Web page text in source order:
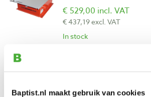
Baptist.nl maakt gebruik van cookies
€ 529,00 incl. VAT
€ 437,19 excl. VAT
In stock
Hegner TWS 230